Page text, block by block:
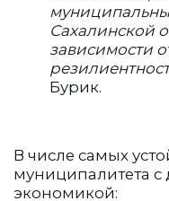
В числе самых
муниципалитета
экономикой:
значений
В округе